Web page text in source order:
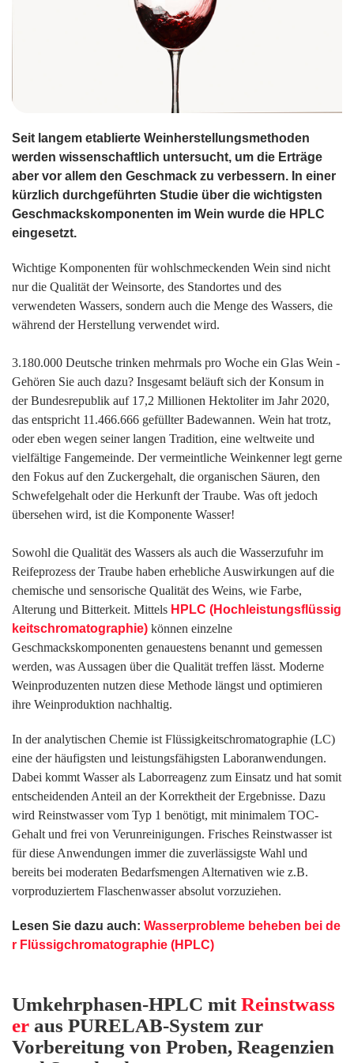
Seit langem etablierte Weinherstellungsmethoden
werden wissenschaftlich untersucht, um die Erträge
aber vor allem den Geschmack zu verbessern. In einer
kürzlich durchgeführten Studie über die wichtigsten
Geschmackskomponenten im Wein wurde die HPLC
eingesetzt.
Wichtige Komponenten für wohlschmeckenden Wein sind nicht
nur die Qualität der Weinsorte, des Standortes und des
verwendeten Wassers, sondern auch die Menge des Wassers, die
während der Herstellung verwendet wird.
3.180.000 Deutsche trinken mehrmals pro Woche ein Glas Wein -
Gehören Sie auch dazu? Insgesamt beläuft sich der Konsum in
der Bundesrepublik auf 17,2 Millionen Hektoliter im Jahr 2020,
das entspricht 11.466.666 gefüllter Badewannen. Wein hat trotz,
oder eben wegen seiner langen Tradition, eine weltweite und
vielfältige Fangemeinde. Der vermeintliche Weinkenner legt gerne
den Fokus auf den Zuckergehalt, die organischen Säuren, den
Schwefelgehalt oder die Herkunft der Traube. Was oft jedoch
übersehen wird, ist die Komponente Wasser!
Sowohl die Qualität des Wassers als auch die Wasserzufuhr im
Reifeprozess der Traube haben erhebliche Auswirkungen auf die
chemische und sensorische Qualität des Weins, wie Farbe,
Alterung und Bitterkeit. Mittels HPLC (Hochleistungsflüssig
keitschromatographie) können einzelne
Geschmackskomponenten genauestens benannt und gemessen
werden, was Aussagen über die Qualität treffen lässt. Moderne
Weinproduzenten nutzen diese Methode längst und optimieren
ihre Weinproduktion nachhaltig.
In der analytischen Chemie ist Flüssigkeitschromatographie (LC)
eine der häufigsten und leistungsfähigsten Laboranwendungen.
Dabei kommt Wasser als Laborreagenz zum Einsatz und hat somit
entscheidenden Anteil an der Korrektheit der Ergebnisse. Dazu
wird Reinstwasser vom Typ 1 benötigt, mit minimalem TOC-
Gehalt und frei von Verunreinigungen. Frisches Reinstwasser ist
für diese Anwendungen immer die zuverlässigste Wahl und
bereits bei moderaten Bedarfsmengen Alternativen wie z.B.
vorproduziertem Flaschenwasser absolut vorzuziehen.
Lesen Sie dazu auch: Wasserprobleme beheben bei de
r Flüssigchromatographie (HPLC)
Umkehrphasen-HPLC mitReinstwass
er aus PURELAB-System zur
Vorbereitung von Proben, Reagenzien